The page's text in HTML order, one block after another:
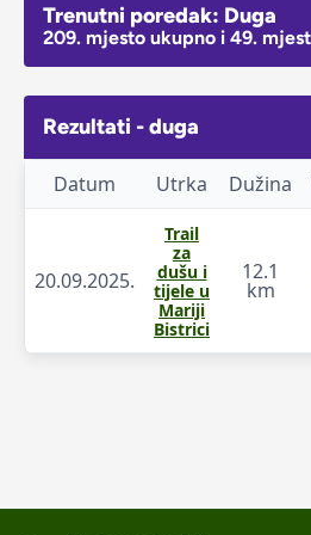
Trenutni poredak: Duga
209. mjesto ukupno i 49.
Rezultati - duga
Datum Utrka Dužina
20.09.2025.
Trail
za
dušu i
tijele u
Mariji
Bistrici
12.1
km